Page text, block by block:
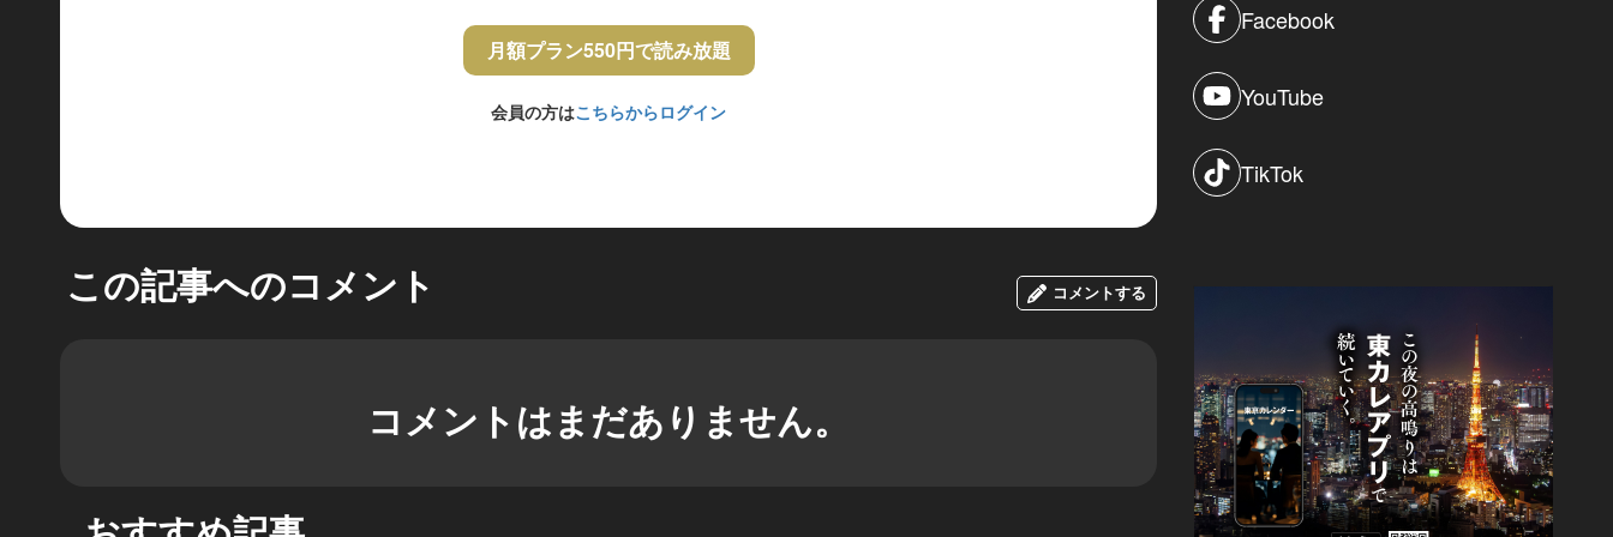
月額プラン550円で読み放題
会員の方はこちらからログイン
この記事へのコメント コメントする
コメントはまだありません。
Facebook
YouTube
TikTok